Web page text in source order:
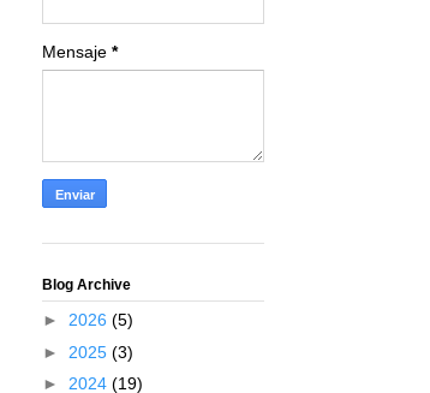
Mensaje *
Blog Archive
► 2026 (5)
► 2025 (3)
► 2024 (19)